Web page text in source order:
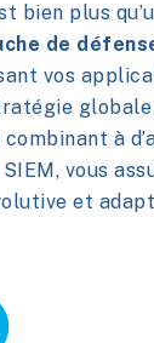
bien plus
de
vos
globale
à
vous
et